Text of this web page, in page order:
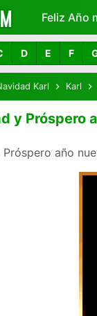
Feliz Año
Más
D E F
Karl Karl
y Próspero
Próspero año